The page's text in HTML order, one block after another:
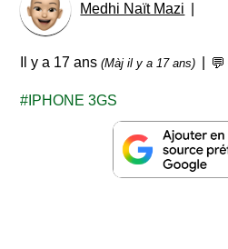
Medhi Naït Mazi
Il y a 17 ans(Màj il y a 17 ans) 💬
IPHONE 3GS